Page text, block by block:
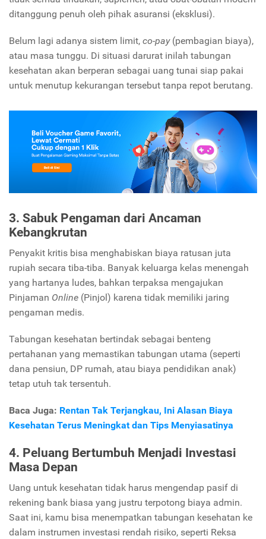
ditanggung penuh oleh pihak asuransi (eksklusi).
Belum lagi adanya sistem limit, co-pay(pembagian biaya),
atau masa tunggu. Di situasi darurat inilah tabungan
kesehatan akan berperan sebagai uang tunai siap pakai
untuk menutup kekurangan tersebut tanpa repot berutang.
3. Sabuk Pengaman dari Ancaman
Kebangkrutan
Penyakit kritis bisa menghabiskan biaya ratusan juta
rupiah secara tiba-tiba. Banyak keluarga kelas menengah
yang hartanya ludes, bahkan terpaksa mengajukan
Pinjaman Online (Pinjol) karena tidak memiliki jaring
pengaman medis.
Tabungan kesehatan bertindak sebagai benteng
pertahanan yang memastikan tabungan utama (seperti
dana pensiun, DP rumah, atau biaya pendidikan anak)
tetap utuh tak tersentuh.
Baca Juga: Rentan Tak Terjangkau, Ini Alasan Biaya
Kesehatan Terus Meningkat dan Tips Menyiasatinya
4. Peluang Bertumbuh Menjadi Investasi
Masa Depan
Uang untuk kesehatan tidak harus mengendap pasif di
rekening bank biasa yang justru terpotong biaya admin.
Saat ini, kamu bisa menempatkan tabungan kesehatan ke
dalam instrumen investasi rendah risiko, seperti Reksa